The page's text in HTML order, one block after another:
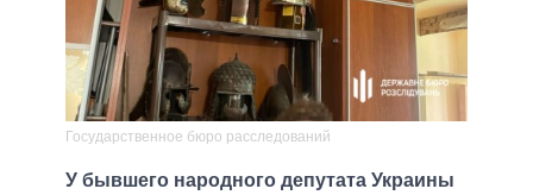
Государственное бюро расследований
У бывшего народного депутата Украины